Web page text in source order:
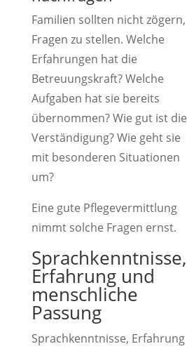
Familien sollten nicht zögern,
Fragen zu stellen. Welche
Erfahrungen hat die
Betreuungskraft? Welche
Aufgaben hat sie bereits
übernommen? Wie gut ist die
Verständigung? Wie geht sie
mit besonderen Situationen
um?
Eine gute Pflegevermittlung
nimmt solche Fragen ernst.
Sprachkenntnisse,
Erfahrung und
menschliche
Passung
Sprachkenntnisse, Erfahrung